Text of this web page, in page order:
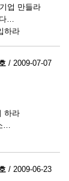
업 만들라
하라
/ 2009-07-07
하라
/ 2009-06-23